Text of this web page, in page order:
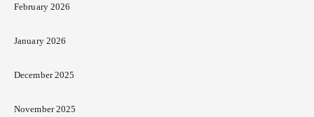
February 2026
January 2026
December 2025
November 2025